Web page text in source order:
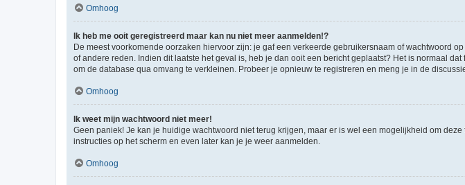
Omhoog
Ik heb me ooit geregistreerd maar kan nu niet meer aanmelden!?
De meest voorkomende oorzaken hiervoor zijn: je gaf een verkeerde gebruikersnaam of wachtwoord
of andere reden. Indien dit laatste het geval is, heb je dan ooit een bericht geplaatst? Het is normaal
om de database qua omvang te verkleinen. Probeer je opnieuw te registreren en meng je in de
Omhoog
Ik weet mijn wachtwoord niet meer!
Geen paniek! Je kan je huidige wachtwoord niet terug krijgen, maar er is wel een mogelijkheid om
instructies op het scherm en even later kan je je weer aanmelden.
Omhoog